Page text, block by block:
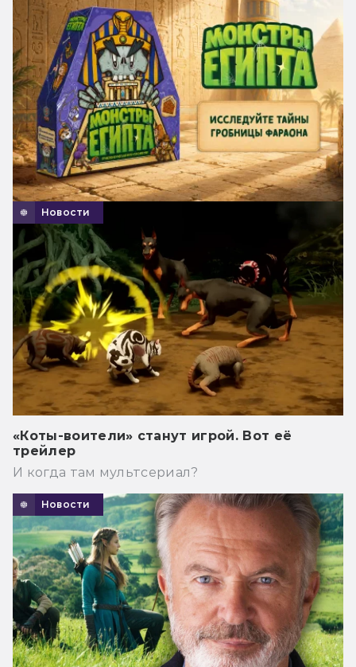
Новости
«Коты-воители» станут игрой. Вот её
трейлер
И когда там мультсериал?
Новости